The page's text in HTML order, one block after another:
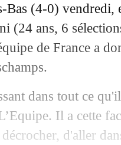
Bas (4-0) vendredi,
(24 ans, 6
de France a
dans tout ce
Il a cette
d'aller
veut pas garder
sur
dont le club ne
sa première